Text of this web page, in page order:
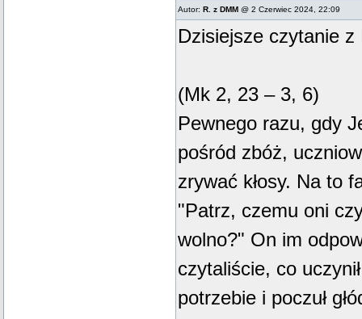
Autor: R. z DMM @ 2 Czerwiec 2024, 22:09
Dzisiejsze czytanie z
(Mk 2, 23 – 3, 6)
Pewnego razu, gdy
pośród zbóż,
zrywać kłosy. Na to
"Patrz, czemu oni
wolno?" On im
czytaliście, co
potrzebie i poczuł